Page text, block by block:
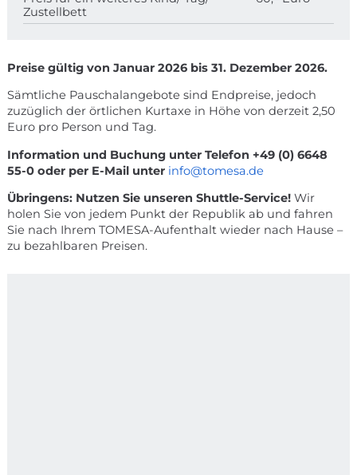
ZEITRAUM UND PAUSCHALPREISE
PAKETPREIS MIT KIND
1 Woche
1.299,– Euro
2 Wochen
3 Wochen
3.779,– Euro
Preis für ein weiteres Kind/ Tag/
60,– Euro
Preise gültig von Januar 2026 bis 31. Dezember 2026.